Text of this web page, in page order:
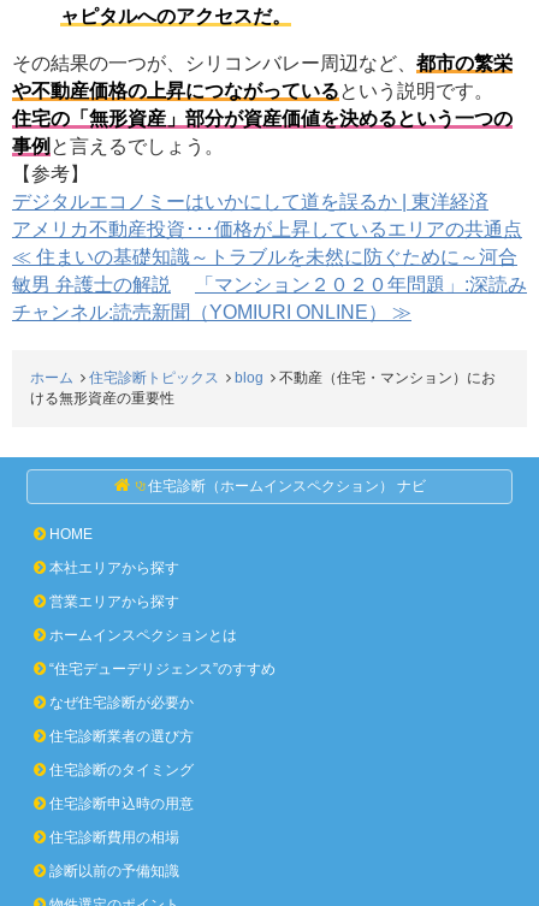
ャピタルへのアクセスだ。
その結果の一つが、シリコンバレー周辺など、 都市の繁栄
や不動産価格の上昇につながっているという説明です。
住宅の「無形資産」部分が資産価値を決めるという一つの
事例 と言えるでしょう。
【参考】
デジタルエコノミーはいかにして道を誤るか | 東洋経済
アメリカ不動産投資･･･価格が上昇しているエリアの共通点
≪ 住まいの基礎知識～トラブルを未然に防ぐために～河合
敏男 弁護士の解説
「マンション２０２０年問題」:深読み
チャンネル:読売新聞（YOMIURI ONLINE） ≫
ホーム 住宅診断トピックス blog
不動産（住宅・マンション）にお
ける無形資産の重要性
住宅診断（ホームインスペクション） ナビ
HOME
本社エリアから探す
営業エリアから探す
ホームインスペクションとは
“住宅デューデリジェンス”のすすめ
なぜ住宅診断が必要か
住宅診断業者の選び方
住宅診断のタイミング
住宅診断申込時の用意
住宅診断費用の相場
診断以前の予備知識